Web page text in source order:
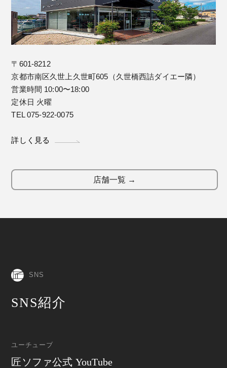
〒601-8212
京都市南区久世上久世町605（久世橋西詰ダイエー隣）
営業時間 10:00〜18:00
定休日 火曜
TEL 075-922-0075
詳しく見る
店舗一覧 →
SNS
SNS紹介
ユーチューブ
匠ソファ公式 YouTube